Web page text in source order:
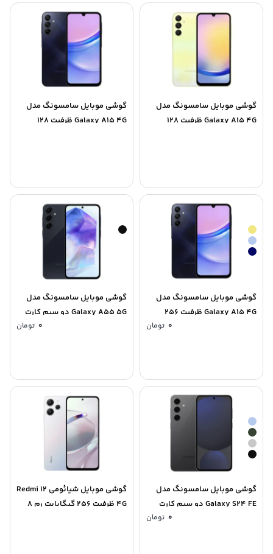
گوشی موبایل سامسونگ مدل
Galaxy A15 4G ظرفیت 128
گوشی موبایل سامسونگ مدل
Galaxy A15 4G ظرفیت 128
گوشی موبایل سامسونگ مدل
Galaxy A15 4G ظرفیت 256
0 تومان
گوشی موبایل سامسونگ مدل
Galaxy A55 5G دو سیم کارت
ظرفیت 256 گیگابایت و رم 8 0 تومان
گوشی موبایل سامسونگ مدل
Galaxy S24 FE دو سیم کارت
ظرفیت 256 گیگابایت و رم 80 تومان
گوشی موبایل شیائومی Redmi 12
4G ظرفیت 256 گیگابایت رم 8